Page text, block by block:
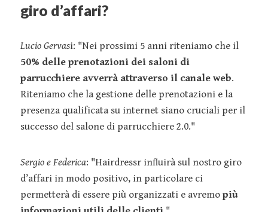
giro d’affari?
Lucio Gervasi: "Nei prossimi 5 anni riteniamo che il
50% delle prenotazioni dei saloni di
parrucchiere avverrà attraverso il canale web.
Riteniamo che la gestione delle prenotazioni e la
presenza qualificata su internet siano cruciali per il
successo del salone di parrucchiere 2.0."
Sergio e Federica: "Hairdressr inﬂuirà sul nostro giro
d’affari in modo positivo, in particolare ci
permetterà di essere più organizzati e avremo più